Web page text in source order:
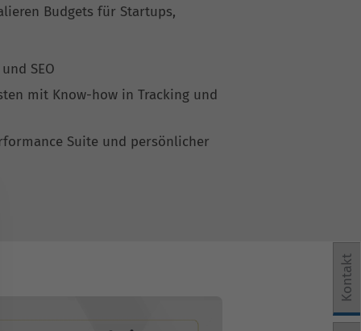
Budgets für Startups,
SEO
mit Know-how in Tracking und
Suite und persönlicher
Kontakt